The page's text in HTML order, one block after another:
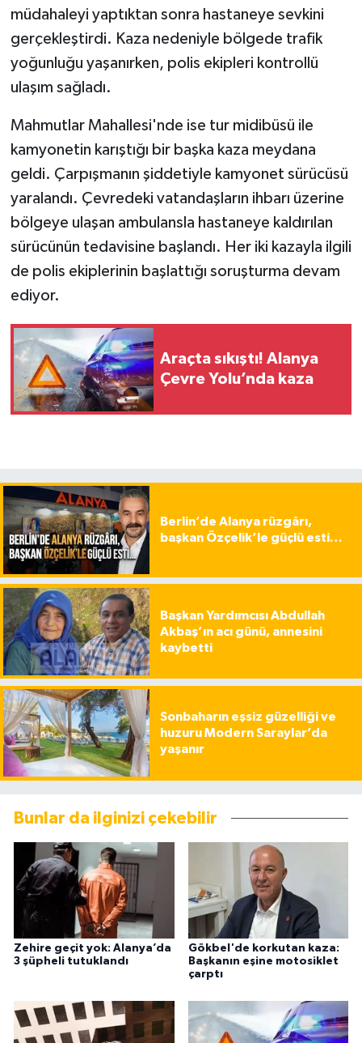
müdahaleyi yaptıktan sonra hastaneye sevkini
gerçekleştirdi. Kaza nedeniyle bölgede trafik
yoğunluğu yaşanırken, polis ekipleri kontrollü
ulaşım sağladı.
Mahmutlar Mahallesi'nde ise tur midibüsü ile
kamyonetin karıştığı bir başka kaza meydana
geldi. Çarpışmanın şiddetiyle kamyonet sürücüsü
yaralandı. Çevredeki vatandaşların ihbarı üzerine
bölgeye ulaşan ambulansla hastaneye kaldırılan
sürücünün tedavisine başlandı. Her iki kazayla ilgili
de polis ekiplerinin başlattığı soruşturma devam
ediyor.
Araçta sıkıştı! Alanya
Çevre Yolu’nda kaza
Berlin’de Alanya rüzgârı,
başkan Özçelik’le güçlü esti…
Başkan Yardımcısı Abdullah
Akbaş’ın acı günü, annesini
kaybetti
Sonbaharın eşsiz güzelliği ve
huzuru Modern Saraylar’da
yaşanır
Bunlar da ilginizi çekebilir
Zehire geçit yok: Alanya’da
3 şüpheli tutuklandı
Gökbel'de korkutan kaza:
Başkanın eşine motosiklet
çarptı